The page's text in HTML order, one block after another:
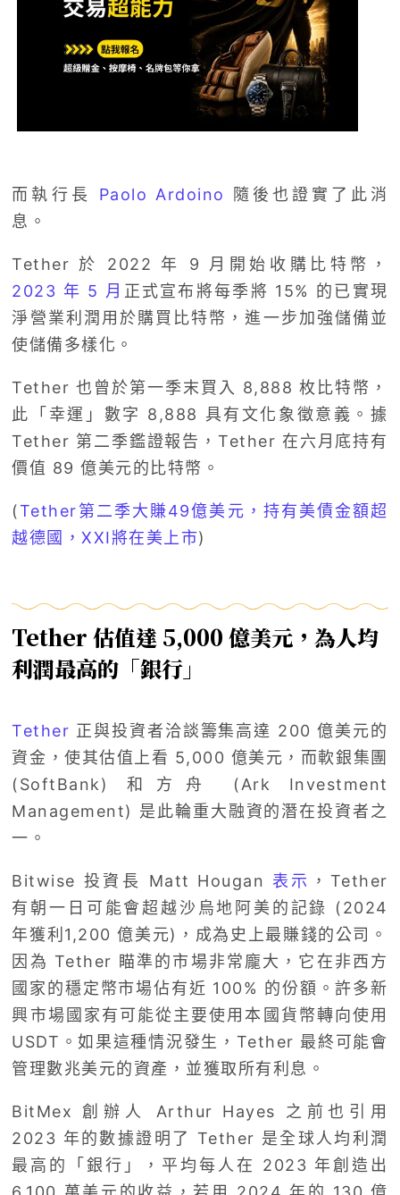
而執行長 Paolo Ardoino
隨後也證實了此消
息。
Tether 於 2022 年 9 月開始收購比特幣，
2023 年 5 月 正式宣布將每季將 15% 的已實現
淨營業利潤用於購買比特幣，進一步加強儲備並
使儲備多樣化。
Tether 也曾於第一季末買入 8,888 枚比特幣，
此「幸運」數字 8,888 具有文化象徵意義。據
Tether 第二季鑑證報告，Tether 在六月底持有
價值 89 億美元的比特幣。
(Tether第二季大賺49億美元，持有美債金額超
越德國，XXI將在美上市)
Tether 估值達 5,000 億美元，為人均
利潤最高的「銀行」
Tether 正與投資者洽談籌集高達 200 億美元的
資金，使其估值上看 5,000 億美元，而軟銀集團
(SoftBank) 和方舟 (Ark Investment
Management) 是此輪重大融資的潛在投資者之
一。
Bitwise 投資長 Matt Hougan 表示 ，Tether
有朝一日可能會超越沙烏地阿美的記錄 (2024
年獲利1,200 億美元)，成為史上最賺錢的公司。
因為 Tether 瞄準的市場非常龐大，它在非西方
國家的穩定幣市場佔有近 100% 的份額。許多新
興市場國家有可能從主要使用本國貨幣轉向使用
USDT。如果這種情況發生，Tether 最終可能會
管理數兆美元的資產，並獲取所有利息。
BitMex 創辦人 Arthur Hayes 之前也引用
2023 年的數據證明了 Tether 是全球人均利潤
最高的「銀行」，平均每人在 2023 年創造出